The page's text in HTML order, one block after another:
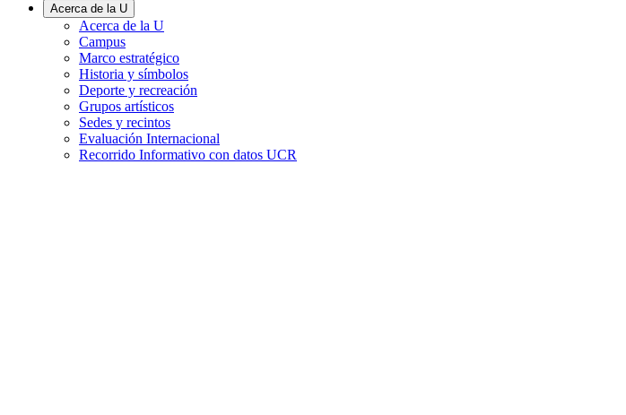
Acerca de la U
Acerca de la U
Campus
Marco estratégico
Historia y símbolos
Deporte y recreación
Grupos artísticos
Sedes y recintos
Evaluación Internacional
Recorrido Informativo con datos UCR